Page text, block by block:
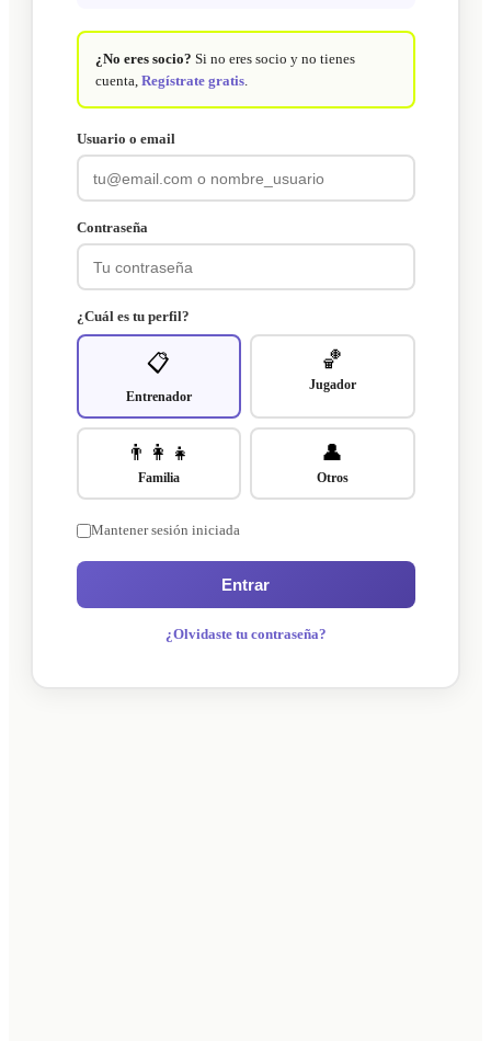
¿No eres socio? Si no eres socio y no tienes
cuenta, Regístrate gratis
Usuario o email
Contraseña
¿Cuál es tu perfil?
📋
Entrenador
🏀
Jugador
👨‍👩‍👧
Familia
👤
Otros
Mantener sesión iniciada
Entrar
¿Olvidaste tu contraseña?